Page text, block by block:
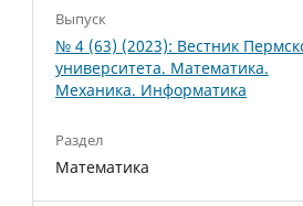
Выпуск
№ 4 (63) (2023): Вестник
университета. Математика.
Механика. Информатика
Раздел
Математика